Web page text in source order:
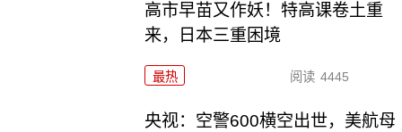
高市早苗又作妖！特高课卷土重
来，日本三重困境
最热 阅读 4445
央视：空警600横空出世，美航母